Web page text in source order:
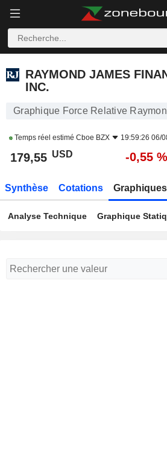
RAYMOND JAMES
INC.
Graphique Force Relative
Temps réel estimé Cboe BZX 19:59:26 06/
179,55 USD -0,55 %
Synthèse Cotations Graphiques
Analyse Technique Graphique